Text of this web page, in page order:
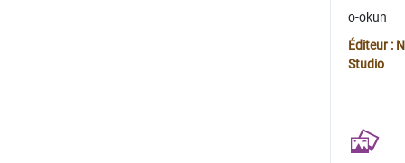
o-okun
Éditeur :
Studio